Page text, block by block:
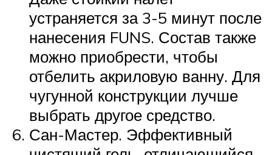
устраняется за 3-5 минут после
нанесения FUNS. Состав также
можно приобрести, чтобы
отбелить акриловую ванну. Для
чугунной конструкции лучше
выбрать другое средство.
Сан-Мастер. Эффективный